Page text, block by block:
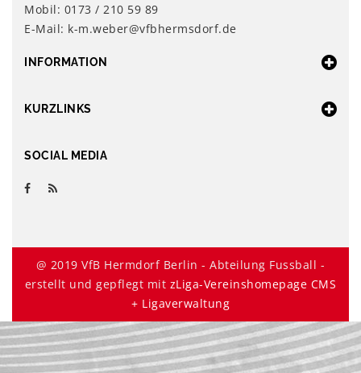
Mobil: 0173 / 210 59 89
E-Mail: k-m.weber@vfbhermsdorf.de
INFORMATION
KURZLINKS
SOCIAL MEDIA
@ 2019 VfB Hermdorf Berlin - Abteilung Fussball -
erstellt und gepflegt mit zLiga-Vereinshomepage CMS
+ Ligaverwaltung